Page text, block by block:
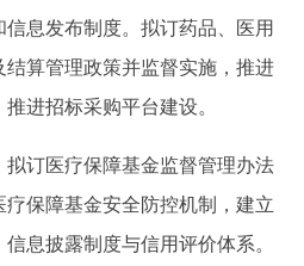
息发布制度。拟订药品、医用
算管理政策并监督实施，推进
进招标采购平台建设。
订医疗保障基金监督管理办法
保障基金安全防控机制，建立
息披露制度与信用评价体系。